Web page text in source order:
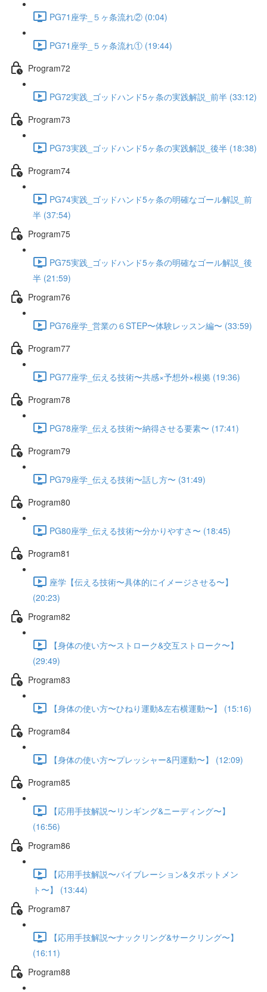
PG71座学_５ヶ条流れ② (0:04)
PG71座学_５ヶ条流れ① (19:44)
Program72
PG72実践_ゴッドハンド5ヶ条の実践解説_前半 (33:12)
Program73
PG73実践_ゴッドハンド5ヶ条の実践解説_後半 (18:38)
Program74
PG74実践_ゴッドハンド5ヶ条の明確なゴール解説_前
半 (37:54)
Program75
PG75実践_ゴッドハンド5ヶ条の明確なゴール解説_後
半 (21:59)
Program76
PG76座学_営業の６STEP〜体験レッスン編〜 (33:59)
Program77
PG77座学_伝える技術〜共感×予想外×根拠 (19:36)
Program78
PG78座学_伝える技術〜納得させる要素〜 (17:41)
Program79
PG79座学_伝える技術〜話し方〜 (31:49)
Program80
PG80座学_伝える技術〜分かりやすさ〜 (18:45)
Program81
座学【伝える技術〜具体的にイメージさせる〜】
(20:23)
Program82
【身体の使い方〜ストローク&交互ストローク〜】
(29:49)
Program83
【身体の使い方〜ひねり運動&左右横運動〜】 (15:16)
Program84
【身体の使い方〜プレッシャー&円運動〜】 (12:09)
Program85
【応用手技解説〜リンギング&ニーディング〜】
(16:56)
Program86
【応用手技解説〜バイブレーション&タポットメン
ト〜】 (13:44)
Program87
【応用手技解説〜ナックリング&サークリング〜】
(16:11)
Program88